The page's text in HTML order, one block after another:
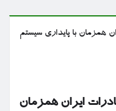
ایران همزمان